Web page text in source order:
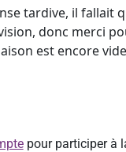
tardive, il fallait
donc merci
est encore
pour participer à